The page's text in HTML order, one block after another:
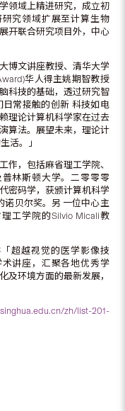
领域上精进研究，成立初
究领域扩展至计算生物
开联合研究项目外，中心
博文讲座教授、清华大学
华人得主姚期智教授
科技的基础，透过研究智
常接触的创新 科技如电
理论计算机科学家在过去
算法。展望未来，理论计
活。」
作，包括麻省理工学院、
林斯顿大学。二零零零
密码学，获颁计算机科学
贝尔奖。另 一位中心主
工学院的Silvio Micali教
超越视觉的医学影像技
讲座，汇聚各地优秀学
及环境方面的最新发展，
zh/list-201-